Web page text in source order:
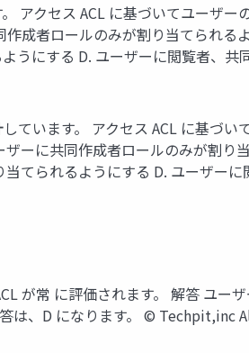
アクセス ACL に基づいてユーザー
成者ロールのみが割り当てられる
にする D. ユーザーに閲覧者、共
ています。 アクセス ACL に基づい
ーに共同作成者ロールのみが割り
てられるようにする D. ユーザーに
が常 に評価されます。 解答 ユー
は、D になります。 © Techpit,inc